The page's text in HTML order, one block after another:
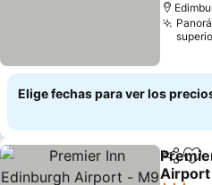
Elige fechas para ver los
Airport